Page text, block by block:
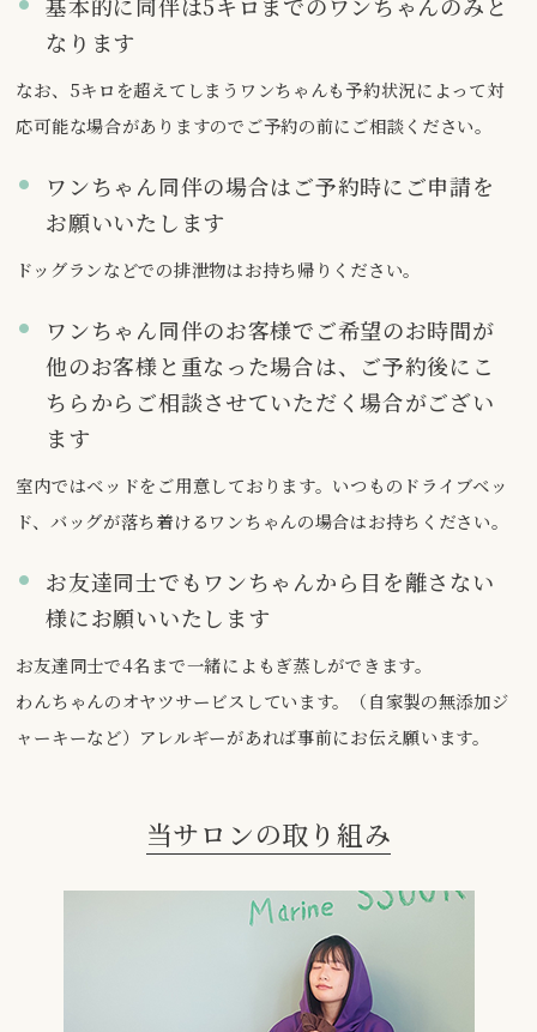
なります
なお、5キロを超えてしまうワンちゃんも予約状況によって対
応可能な場合がありますのでご予約の前にご相談ください。
ワンちゃん同伴の場合はご予約時にご申請を
お願いいたします
ドッグランなどでの排泄物はお持ち帰りください。
ワンちゃん同伴のお客様でご希望のお時間が
他のお客様と重なった場合は、ご予約後にこ
ちらからご相談させていただく場合がござい
ます
室内ではベッドをご用意しております。いつものドライブベッ
ド、バッグが落ち着けるワンちゃんの場合はお持ちください。
お友達同士でもワンちゃんから目を離さない
様にお願いいたします
お友達同士で4名まで一緒によもぎ蒸しができます。
わんちゃんのオヤツサービスしています。（自家製の無添加ジ
ャーキーなど）アレルギーがあれば事前にお伝え願います。
当サロンの取り組み